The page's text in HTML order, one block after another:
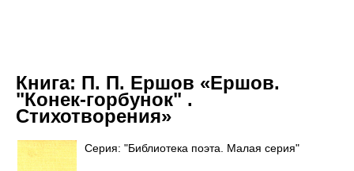
Книга: П. П. Ершов «Ершов.
"Конек-горбунок" .
Стихотворения»
Серия: "Библиотека поэта. Малая серия"